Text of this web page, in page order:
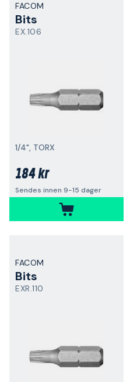
FACOM
Bits
EX.106
1/4", TORX
184 kr
Sendes innen 9-15 dager
FACOM
Bits
EXR.110